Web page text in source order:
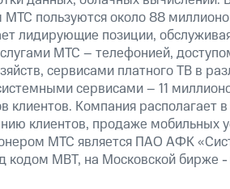
пользуются около 88
лидирующие позиции,
МТС – телефонией,
сервисами платного ТВ в
сервисами – 11
Компания располагает
клиентов, продаже мобильных
МТС является ПАО АФК
MBT, на Московской бирже